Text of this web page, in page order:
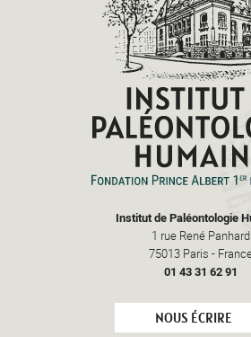
Institut de Paléontologie
1 rue René Panhard
75013 Paris -
01 43 31 62 91
NOUS ÉCRIRE